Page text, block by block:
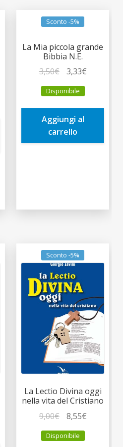
Sconto -5%
La Mia piccola grande
Bibbia N.E.
3,50€
prezzo
originale
era:
3,50€.
3,33€Il
è:
Disponibile
Aggiungi al
carrello
Sconto -5%
La Lectio Divina oggi
nella vita del Cristiano
9,00€
prezzo
originale
8,55€Il
Disponibile